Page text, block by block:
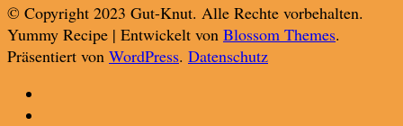
© Copyright 2023 Gut-Knut. Alle Rechte vorbehalten.
Yummy Recipe | Entwickelt von Blossom Themes.
Präsentiert von WordPress. Datenschutz